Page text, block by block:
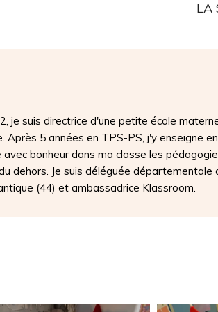
LA
je suis directrice d'une petite école
Après 5 années en TPS-PS, j'y enseigne
bonheur dans ma classe les
dehors. Je suis déléguée départementale
(44) et ambassadrice Klassroom.